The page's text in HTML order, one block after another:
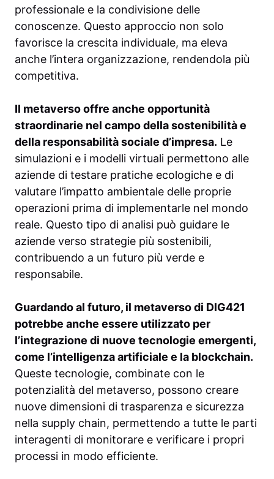
professionale e la condivisione delle
conoscenze. Questo approccio non solo
favorisce la crescita individuale, ma eleva
anche l’intera organizzazione, rendendola più
competitiva.
Il metaverso offre anche opportunità
straordinarie nel campo della sostenibilità e
della responsabilità sociale d’impresa. Le
simulazioni e i modelli virtuali permettono alle
aziende di testare pratiche ecologiche e di
valutare l’impatto ambientale delle proprie
operazioni prima di implementarle nel mondo
reale. Questo tipo di analisi può guidare le
aziende verso strategie più sostenibili,
contribuendo a un futuro più verde e
responsabile.
Guardando al futuro, il metaverso di DIG421
potrebbe anche essere utilizzato per
l’integrazione di nuove tecnologie emergenti,
come l’intelligenza artificiale e la blockchain.
Queste tecnologie, combinate con le
potenzialità del metaverso, possono creare
nuove dimensioni di trasparenza e sicurezza
nella supply chain, permettendo a tutte le parti
interagenti di monitorare e verificare i propri
processi in modo efficiente.